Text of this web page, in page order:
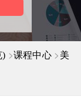
) >课程中心 > 美